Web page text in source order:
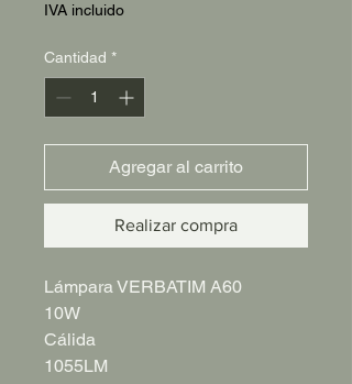
IVA incluido
Cantidad *
Agregar al carrito
Realizar compra
Lámpara VERBATIM A60
10W
Cálida
1055LM